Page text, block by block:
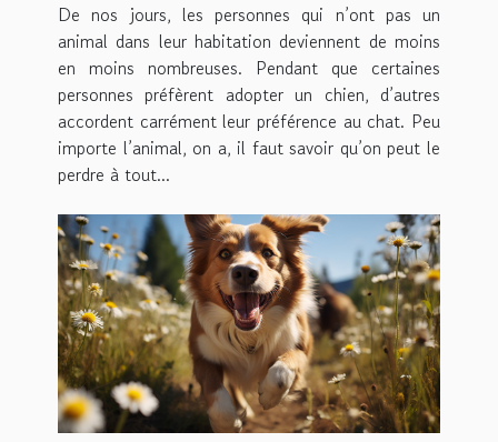
De nos jours, les personnes qui n’ont pas un
animal dans leur habitation deviennent de moins
en moins nombreuses. Pendant que certaines
personnes préfèrent adopter un chien, d’autres
accordent carrément leur préférence au chat. Peu
importe l’animal, on a, il faut savoir qu’on peut le
perdre à tout...